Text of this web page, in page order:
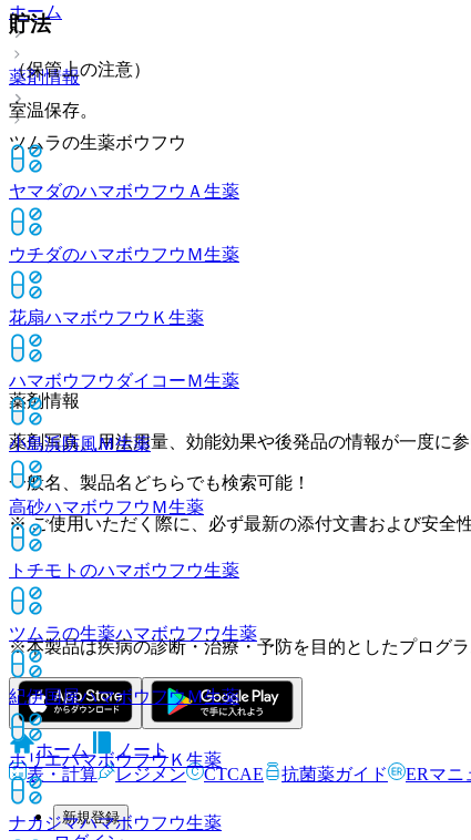
ホーム
薬剤情報
ツムラの生薬ボウフウ
貯法
（保管上の注意）
室温保存。
ヤマダのハマボウフウＡ 生薬
ウチダのハマボウフウＭ生薬
花扇ハマボウフウＫ 生薬
ハマボウフウダイコーＭ生薬
小島浜防風Ｍ生薬
高砂ハマボウフウＭ生薬
トチモトのハマボウフウ生薬
ツムラの生薬ハマボウフウ生薬
紀伊国屋ハマボウフウＭ生薬
ホリエハマボウフウＫ 生薬
ナカジマハマボウフウ生薬
薬剤情報
薬剤写真、用法用量、効能効果や後発品の情報が一度に
一般名、製品名どちらでも検索可能！
※ ご使用いただく際に、必ず最新の添付文書および安全
※本製品は疾病の診断・治療・予防を目的としたプログラ
ホーム
ノート
表・計算
レジメン CTCAE 抗菌薬ガイド ERマニ
新規登録